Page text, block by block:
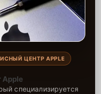
ЦЕНТР APPLE
Apple
специализируется